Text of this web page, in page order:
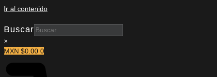
Ir al contenido
Buscar
×
MXN $0.00 0